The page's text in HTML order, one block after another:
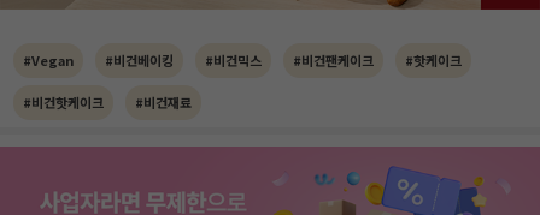
#Vegan #비건베이킹 #비건믹스 #비건팬케이크 #핫케이크
#비건핫케이크 #비건재료